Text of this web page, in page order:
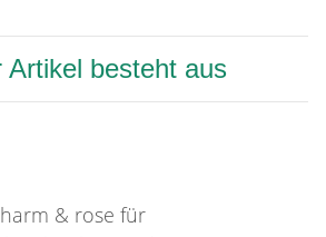
Artikel besteht aus